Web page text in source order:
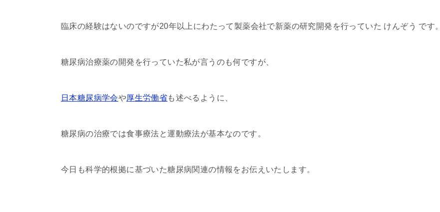
臨床の経験はないのですが20年以上にわたって製薬会社で新薬の研究開発を行っていた けんぞう です。
糖尿病治療薬の開発を行っていた私が言うのも何ですが、
日本糖尿病学会や厚生労働省も述べるように、
糖尿病の治療では食事療法と運動療法が基本なのです。
今日も科学的根拠に基づいた糖尿病関連の情報をお伝えいたします。